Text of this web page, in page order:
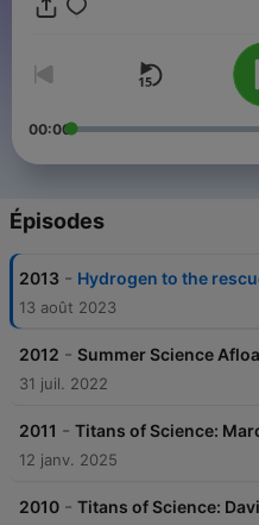
00:00
Épisodes
2013 - Hydrogen to the
13 août 2023
2012 - Summer Science
31 juil. 2022
2011 - Titans of Science:
12 janv. 2025
2010 - Titans of Science: